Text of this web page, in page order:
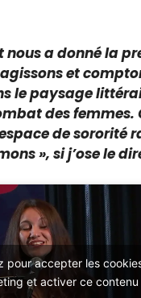
nous a donné la
et
le paysage
des femmes.
de sororité
», si j’ose le
pour accepter les
et activer ce contenu